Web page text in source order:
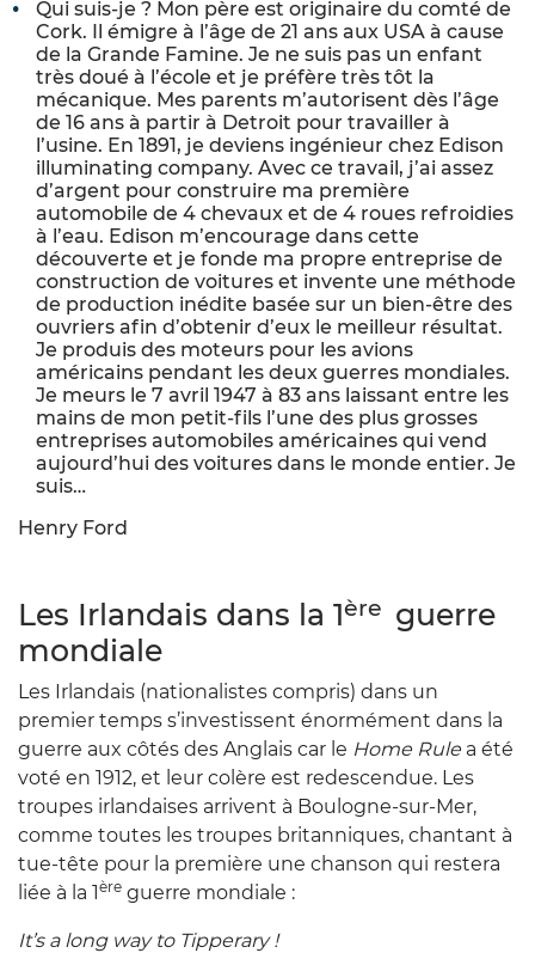
Qui suis-je ? Mon père est originaire du comté de
Cork. Il émigre à l’âge de 21 ans aux USA à cause
de la Grande Famine. Je ne suis pas un enfant
très doué à l’école et je préfère très tôt la
mécanique. Mes parents m’autorisent dès l’âge
de 16 ans à partir à Detroit pour travailler à
l’usine. En 1891, je deviens ingénieur chez Edison
illuminating company. Avec ce travail, j’ai assez
d’argent pour construire ma première
automobile de 4 chevaux et de 4 roues refroidies
à l’eau. Edison m’encourage dans cette
découverte et je fonde ma propre entreprise de
construction de voitures et invente une méthode
de production inédite basée sur un bien-être des
ouvriers afin d’obtenir d’eux le meilleur résultat.
Je produis des moteurs pour les avions
américains pendant les deux guerres mondiales.
Je meurs le 7 avril 1947 à 83 ans laissant entre les
mains de mon petit-fils l’une des plus grosses
entreprises automobiles américaines qui vend
aujourd’hui des voitures dans le monde entier. Je
suis…
Henry Ford
Les Irlandais dans la 1ère guerre
mondiale
Les Irlandais (nationalistes compris) dans un
premier temps s’investissent énormément dans la
guerre aux côtés des Anglais car le Home Rule a été
voté en 1912, et leur colère est redescendue. Les
troupes irlandaises arrivent à Boulogne-sur-Mer,
comme toutes les troupes britanniques, chantant à
tue-tête pour la première une chanson qui restera
liée à la 1ère guerre mondiale :
It’s a long way to Tipperary !